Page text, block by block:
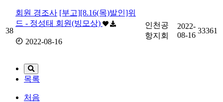
38
회원 경조사 [부고][8.16(목)발인]위
드 - 정성태 회원(빙모상)
2022-08-16
인천공
항지회
2022-
08-16
33361
목록
처음